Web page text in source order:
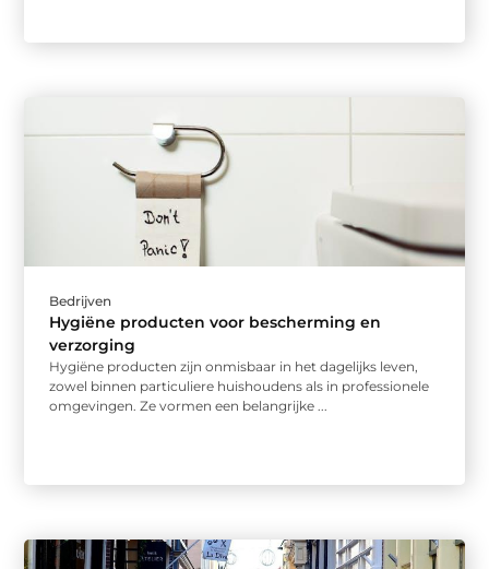
Bedrijven
Hygiëne producten voor bescherming en
verzorging
Hygiëne producten zijn onmisbaar in het dagelijks leven,
zowel binnen particuliere huishoudens als in professionele
omgevingen. Ze vormen een belangrijke ...